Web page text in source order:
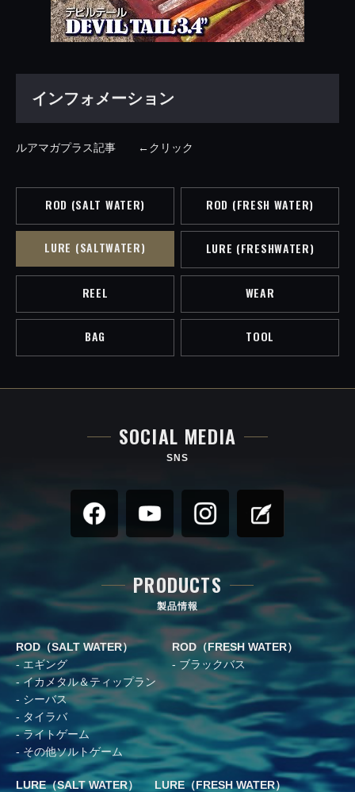
インフォメーション
ルアマガプラス記事 ←クリック
ROD (SALT WATER) ROD (FRESH WATER)
LURE (SALTWATER) LURE (FRESHWATER)
REEL WEAR
BAG TOOL
SOCIAL MEDIA
SNS
PRODUCTS
製品情報
ROD（SALT WATER）
エギング
イカメタル＆ティップラン
シーバス
タイラバ
ライトゲーム
その他ソルトゲーム
ROD（FRESH WATER）
ブラックバス
LURE（SALT WATER）
LURE（FRESH WATER）